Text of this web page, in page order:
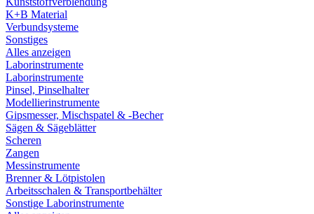
K+B Material
Verbundsysteme
Sonstiges
Alles anzeigen
Laborinstrumente
Laborinstrumente
Pinsel, Pinselhalter
Modellierinstrumente
Gipsmesser, Mischspatel & -Becher
Sägen & Sägeblätter
Scheren
Zangen
Messinstrumente
Brenner & Lötpistolen
Arbeitsschalen & Transportbehälter
Sonstige Laborinstrumente